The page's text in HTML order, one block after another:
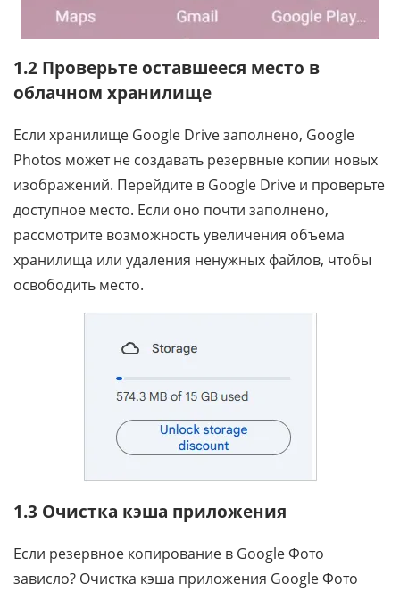
1.2 Проверьте оставшееся место в
облачном хранилище
Если хранилище Google Drive заполнено, Google
Photos может не создавать резервные копии новых
изображений. Перейдите в Google Drive и проверьте
доступное место. Если оно почти заполнено,
рассмотрите возможность увеличения объема
хранилища или удаления ненужных файлов, чтобы
освободить место.
1.3 Очистка кэша приложения
Если резервное копирование в Google Фото
зависло? Очистка кэша приложения Google Фото